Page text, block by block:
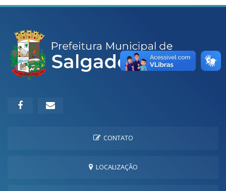
CONTATO
LOCALIZAÇÃO